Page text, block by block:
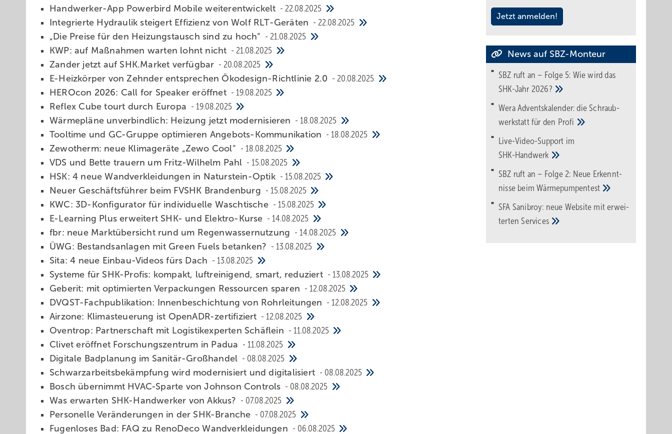
Handwerker-App Power­bird Mobile wei­ter­ent­wickelt
22.08.2025
Integrierte Hydraulik stei­gert Ef­fi­zi­enz von Wolf RLT-Ge­rä­ten
22.08.2025
„Die Preise für den Heizungstausch sind zu hoch“
21.08.2025
KWP: auf Maßnahmen warten lohnt nicht
21.08.2025
Zander jetzt auf SHK.Mar­ket ver­füg­bar
20.08.2025
E-Heiz­kör­per von Zehnder ent­spre­chen Öko­de­sign-Richt­linie 2.0
20.08.2025
HEROcon 2026: Call for Speaker er­öff­net
19.08.2025
Reflex Cube tourt durch Europa
19.08.2025
Wärmepläne unverbindlich: Hei­zung jetzt mo­der­ni­sie­ren
18.08.2025
Tooltime und GC-Gruppe opti­mie­ren Ange­bots-Kommu­ni­ka­tion
18.08.2025
Zewotherm: neue Klimageräte „Zewo Cool“
18.08.2025
VDS und Bette trauern um Fritz-Wilhelm Pahl
15.08.2025
HSK: 4 neue Wand­ver­klei­dun­gen in Natur­stein-Optik
15.08.2025
Neuer Ge­schäfts­füh­rer beim FVSHK Bran­den­burg
15.08.2025
KWC: 3D-Konfigurator für indi­vi­duelle Wasch­tische
15.08.2025
E-Learning Plus erweitert SHK- und Elektro-Kurse
14.08.2025
fbr: neue Markt­über­sicht rund um Regen­wasser­nut­zung
14.08.2025
ÜWG: Bestands­an­lagen mit Green Fuels be­tanken?
13.08.2025
Sita: 4 neue Einbau-Videos fürs Dach
13.08.2025
Systeme für SHK-Profis: kom­pakt, luft­rei­ni­gend, smart, redu­ziert
13.08.2025
Geberit: mit opti­mier­ten Ver­pa­ckun­gen Ressourcen sparen
12.08.2025
DVQST-Fach­pu­bli­ka­ti­on: In­nen­be­schich­tung von Rohr­lei­tun­gen
12.08.2025
Airzone: Kli­ma­steue­rung ist Open­ADR-zer­ti­fi­ziert
12.08.2025
Oventrop: Part­ner­schaft mit Lo­gis­tik­ex­per­ten Schäf­lein
11.08.2025
Clivet eröffnet For­schungs­zen­trum in Pa­dua
11.08.2025
Digitale Bad­pla­nung im Sa­ni­tär-Groß­han­del
08.08.2025
Schwarzarbeitsbekämpfung wird mo­der­ni­siert und di­gi­ta­li­siert
08.08.2025
Bosch übernimmt HVAC-Sparte von Johnson Controls
08.08.2025
Was erwarten SHK-Handwerker von Akkus?
07.08.2025
Personelle Veränderungen in der SHK-Branche
07.08.2025
Fugenloses Bad: FAQ zu RenoDeco Wand­ver­klei­dun­gen
06.08.2025
Jetzt anmelden!
News auf SBZ-Monteur
SBZ ruft an – Folge 5: Wie wird das
SHK-Jahr 2026?
Wera Adventskalender: die Schraub­
werk­statt für den Pro­fi
Live-Video-Support im
SHK-Handwerk
SBZ ruft an – Folge 2: Neue Erkennt­
nisse beimWärme­pumpen­test
SFA Sanibroy: neue Web­site mit erwei­
tertenServices